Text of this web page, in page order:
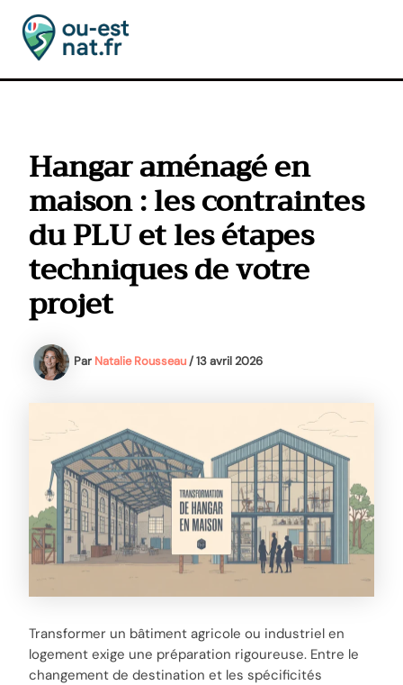
contenu
Hangar aménagé en
maison : les contraintes
du PLU et les étapes
techniques de votre
projet
Par Natalie Rousseau/13 avril 2026
Transformer un bâtiment agricole ou industriel en
logement exige une préparation rigoureuse. Entre le
changement de destination et les spécificités